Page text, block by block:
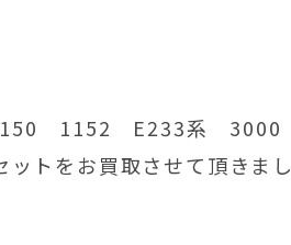
1152 E233系 3000
トをお買取させて頂きまし